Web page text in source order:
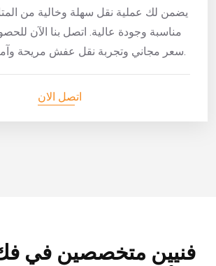
يضمن لك عملية نقل سهلة وخالية من
مناسبة وجودة عالية. اتصل بنا الآن
اتصل الان
فنيين متخصصين في